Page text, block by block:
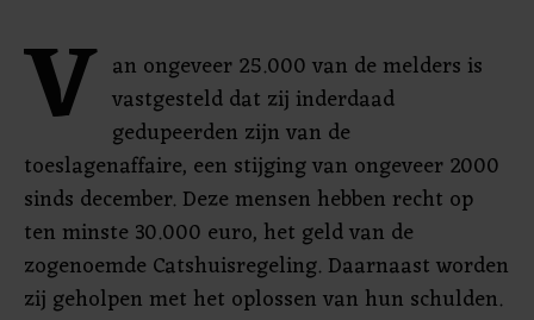
V an ongeveer 25.000 van de melders is
vastgesteld dat zij inderdaad
gedupeerden zijn van de
toeslagenaffaire, een stijging van ongeveer 2000
sinds december. Deze mensen hebben recht op
ten minste 30.000 euro, het geld van de
zogenoemde Catshuisregeling. Daarnaast worden
zij geholpen met het oplossen van hun schulden.